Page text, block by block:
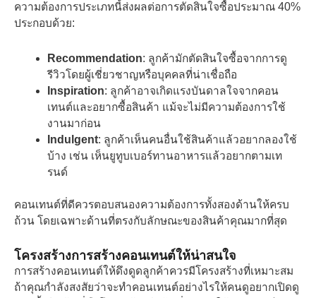
ความต้องการประเภทนี้ส่งผลต่อการตัดสินใจซื้อประมาณ 40%
ประกอบด้วย:
Recommendation: ลูกค้ามักตัดสินใจซื้อจากการดู
รีวิวโดยผู้เชี่ยวชาญหรือบุคคลที่น่าเชื่อถือ
Inspiration: ลูกค้าอาจเกิดแรงบันดาลใจจากคอน
เทนต์และอยากซื้อสินค้า แม้จะไม่มีความต้องการใช้
งานมาก่อน
Indulgent: ลูกค้าเห็นคนอื่นใช้สินค้าแล้วอยากลองใช้
บ้าง เช่น เห็นยูทูบเบอร์ทานอาหารแล้วอยากตามเท
รนด์
คอนเทนต์ที่ดีควรตอบสนองความต้องการทั้งสองด้านให้ครบ
ถ้วน โดยเฉพาะด้านที่ตรงกับลักษณะของสินค้าคุณมากที่สุด
โครงสร้างการสร้างคอนเทนต์ให้น่าสนใจ
การสร้างคอนเทนต์ให้ดึงดูดลูกค้าควรมีโครงสร้างที่เหมาะสม
ถ้าคุณกำลังสงสัยว่าจะทําคอนเทนต์อย่างไรให้คนดูอยากเปิดดู